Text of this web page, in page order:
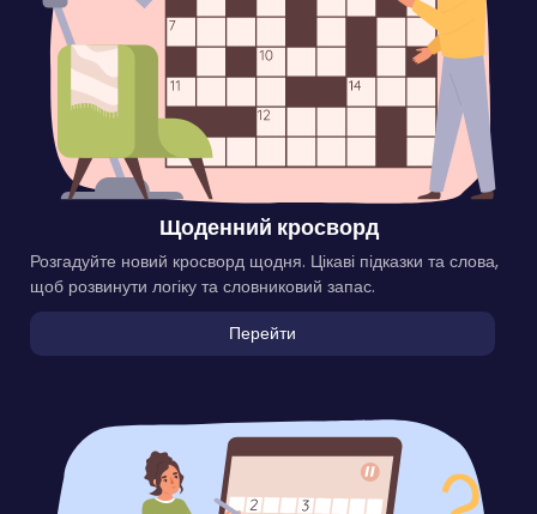
Щоденний кросворд
Розгадуйте новий кросворд щодня. Цікаві підказки та слова,
щоб розвинути логіку та словниковий запас.
Перейти